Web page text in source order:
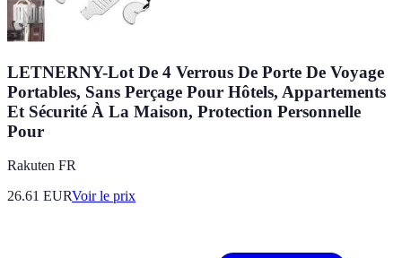
LETNERNY-Lot De 4 Verrous De Porte De Voyage
Portables, Sans Perçage Pour Hôtels, Appartements
Et Sécurité À La Maison, Protection Personnelle
Pour
Rakuten FR
26.61 EURVoir le prix